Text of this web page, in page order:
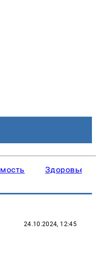
Здоровье
24.10.2024, 12:45